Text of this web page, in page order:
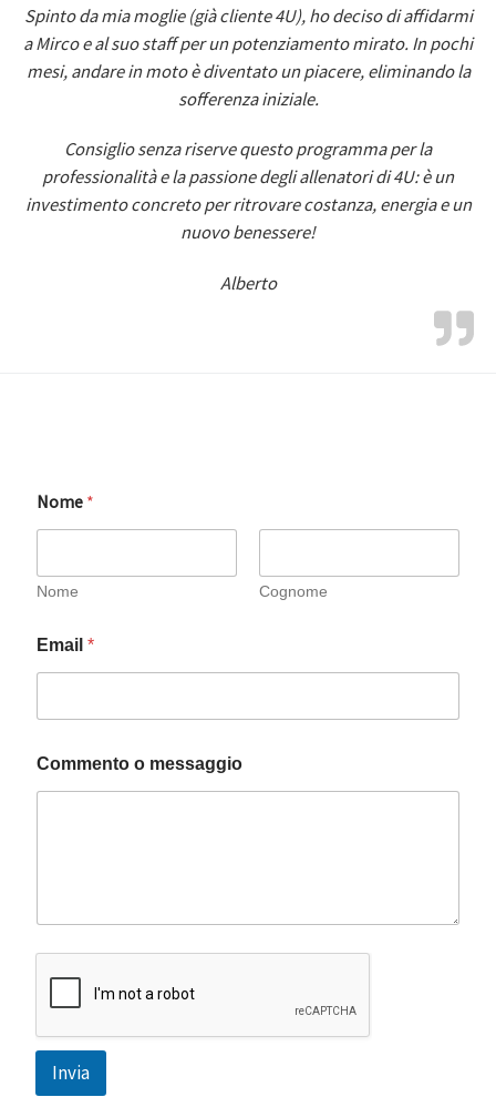
Spinto da mia moglie (già cliente 4U), ho deciso di affidarmi
a Mirco e al suo staff per un potenziamento mirato. In pochi
mesi, andare in moto è diventato un piacere, eliminando la
sofferenza iniziale.
Consiglio senza riserve questo programma per la
professionalità e la passione degli allenatori di 4U: è un
investimento concreto per ritrovare costanza, energia e un
nuovo benessere!
Alberto
Nome *
Nome Cognome
m
a
o
Email *
Commento o messaggio
Invia